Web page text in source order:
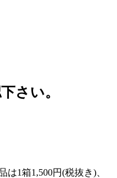
さい。
は1箱1,500円(税抜き)、